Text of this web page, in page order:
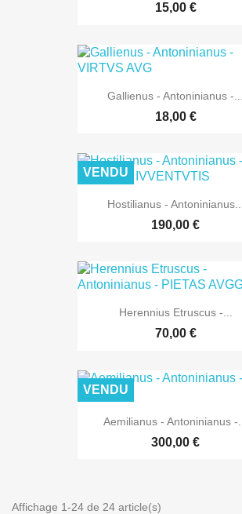
15,00 €
Gallienus - Antoninianus -...
18,00 €
Hostilianus - Antoninianus...
190,00 €
VENDU
Herennius Etruscus -...
70,00 €
Aemilianus - Antoninianus -...
300,00 €
VENDU
Affichage 1-24 de 24 article(s)